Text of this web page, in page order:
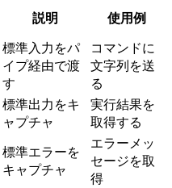
説明 使用例
標準入力をパ
イプ経由で渡
す
コマンドに
文字列を送
る
標準出力をキ
ャプチャ
実行結果を
取得する
標準エラーを
キャプチャ
エラーメッ
セージを取
得